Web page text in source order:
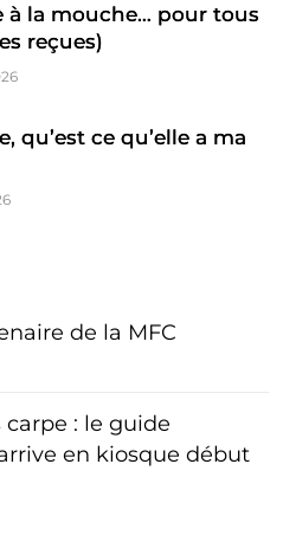
à la mouche… pour tous
reçues)
qu’est ce qu’elle a ma
de la MFC
: le guide
en kiosque début